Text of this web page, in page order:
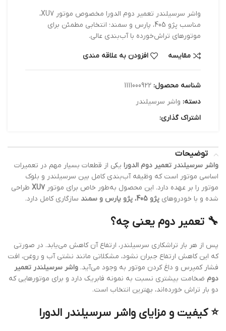
واشر سرسیلندر تعمیر دوم الدورا مخصوص موتور XU7،
مناسب پژو 405، پارس و سمند؛ انتخابی مطمئن برای
موتورهای تراش‌خورده با آب‌بندی عالی.
مقایسه افزودن به علاقه مندی
شناسه محصول: 1111000922
دسته: واشر سرسیلندر
اشتراک گذاری:
توضیحات
واشر سرسیلندر تعمیر دوم الدورا یکی از قطعات بسیار مهم در تعمیرات
اساسی موتور است که وظیفه آب‌بندی کامل بین سرسیلندر و بلوک
موتور را بر عهده دارد. این محصول به‌طور خاص برای موتورXU7 طراحی
شده و با خودروهای پژو 405، پژو پارس و سمند سازگاری کامل دارد.
🔧 تعمیر دوم یعنی چه؟
پس از هر بار تراشکاری سرسیلندر، ارتفاع آن کاهش می‌یابد. در صورتی
که این کاهش ارتفاع جبران نشود، مشکلاتی مانند نشتی آب و روغن، افت
فشار کمپرس و داغ کردن موتور به وجود می‌آید. واشر سرسیلندر تعمیر
دوم ضخامت بیشتری نسبت به نمونه فابریک دارد و برای موتورهایی که
دو بار تراش خورده‌اند، بهترین انتخاب است.
⭐ کیفیت و مزایای واشر سرسیلندر الدورا